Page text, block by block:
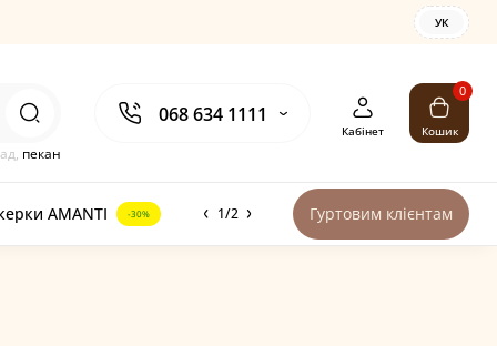
УК
068 634 1111
пекан
Кабінет
0
Кошик
AMANTI -30% 1/2 Гуртовим клієнтам